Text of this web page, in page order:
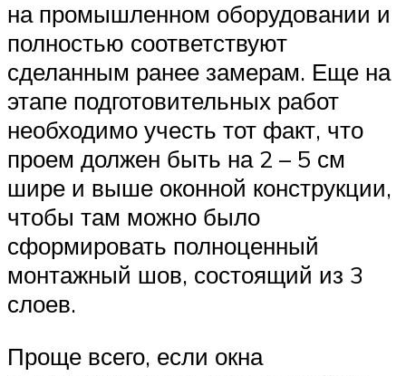
на промышленном оборудовании и
полностью соответствуют
сделанным ранее замерам. Еще на
этапе подготовительных работ
необходимо учесть тот факт, что
проем должен быть на 2 – 5 см
шире и выше оконной конструкции,
чтобы там можно было
сформировать полноценный
монтажный шов, состоящий из 3
слоев.
Проще всего, если окна